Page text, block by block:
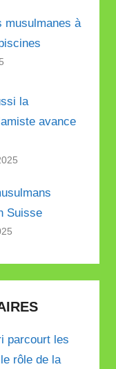
musulmanes à
la
avance
Suisse
parcourt les
rôle de la